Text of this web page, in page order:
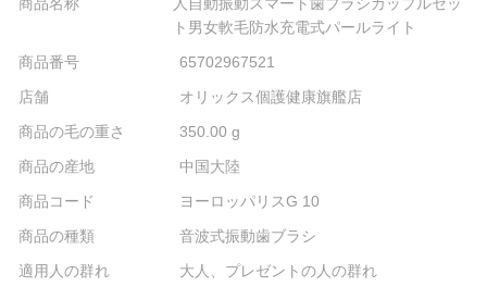
ト男女軟毛防水充電式パールライト
商品番号
65702967521
店舗
オリックス個護健康旗艦店
商品の毛の重さ
350.00 g
商品の産地
中国大陸
商品コード
ヨーロッパリスG 10
商品の種類
音波式振動歯ブラシ
適用人の群れ
大人、プレゼントの人の群れ